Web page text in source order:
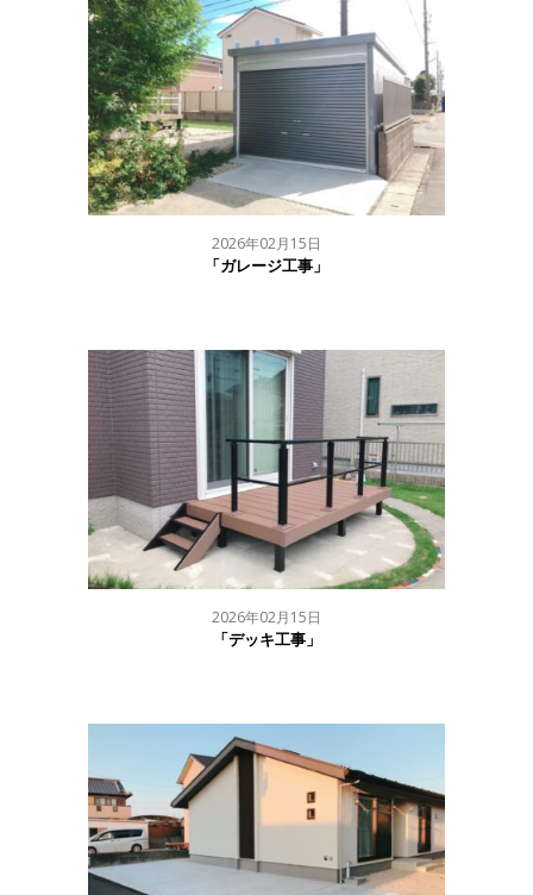
2026年02月15日
「ガレージ工事」
2026年02月15日
「デッキ工事」